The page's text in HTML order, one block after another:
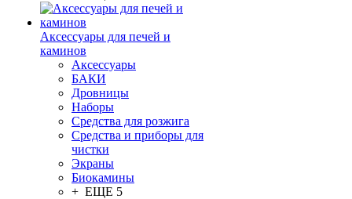
Аксессуары для печей и
каминов
Аксессуары
БАКИ
Дровницы
Наборы
Средства для розжига
Средства и приборы для
чистки
Экраны
Биокамины
+ ЕЩЕ 5